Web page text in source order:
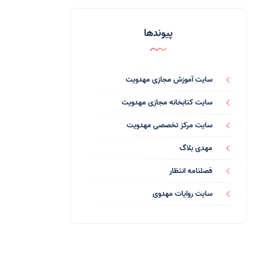
پیوندها
سایت آموزش مجازی مهدویت
سایت کتابخانه مجازی مهدویت
سایت مرکز تخصصی مهدویت
مهدی بلاگ
فصلنامه انتظار
سایت روایات مهدوی